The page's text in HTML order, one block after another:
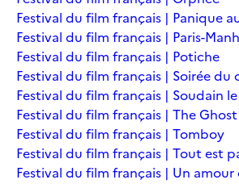
Festival du film français | Panique
Festival du film français | Paris-
Festival du film français | Potiche
Festival du film français | Soirée du
Festival du film français | Soudain
Festival du film français | The
Festival du film français | Tomboy
Festival du film français | Tout est
Festival du film français | Un amour